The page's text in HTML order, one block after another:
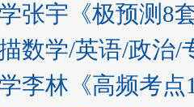
张宇《极预测8
数学/英语/政治/
李林《高频考